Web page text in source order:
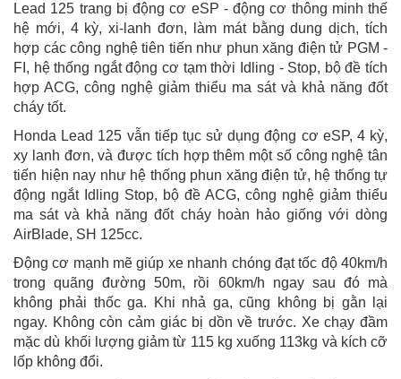
Lead 125 trang bị động cơ eSP - động cơ thông minh thế
hệ mới, 4 kỳ, xi-lanh đơn, làm mát bằng dung dịch, tích
hợp các công nghệ tiên tiến như phun xăng điện tử PGM -
FI, hệ thống ngắt động cơ tạm thời Idling - Stop, bộ đề tích
hợp ACG, công nghệ giảm thiểu ma sát và khả năng đốt
cháy tốt.
Honda Lead 125 vẫn tiếp tục sử dụng động cơ eSP, 4 kỳ,
xy lanh đơn, và được tích hợp thêm một số công nghệ tân
tiến hiện nay như hệ thống phun xăng điện tử, hệ thống tự
động ngắt Idling Stop, bộ đề ACG, công nghệ giảm thiểu
ma sát và khả năng đốt cháy hoàn hảo giống với dòng
AirBlade, SH 125cc.
Động cơ mạnh mẽ giúp xe nhanh chóng đạt tốc độ 40km/h
trong quãng đường 50m, rồi 60km/h ngay sau đó mà
không phải thốc ga. Khi nhả ga, cũng không bị gằn lại
ngay. Không còn cảm giác bị dồn về trước. Xe chạy đầm
mặc dù khối lượng giảm từ 115 kg xuống 113kg và kích cỡ
lốp không đổi.